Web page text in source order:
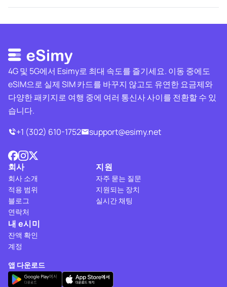
4G 및 5G에서 Esimy로 최대 속도를 즐기세요. 이동 중에도
eSIM으로 실제 SIM 카드를 바꾸지 않고도 유연한 요금제와
다양한 패키지로 여행 중에 여러 통신사 사이를 전환할 수 있
습니다.
+1 (302) 610-1752
support@esimy.net
회사
회사 소개
적용 범위
블로그
연락처
지원
자주 묻는 질문
지원되는 장치
실시간 채팅
내 e시미
잔액 확인
계정
앱 다운로드